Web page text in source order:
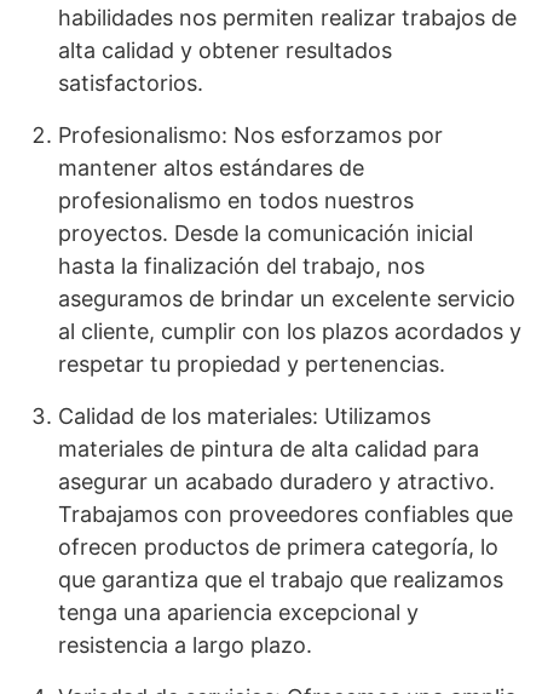
habilidades nos permiten realizar trabajos de
alta calidad y obtener resultados
satisfactorios.
Profesionalismo: Nos esforzamos por
mantener altos estándares de
profesionalismo en todos nuestros
proyectos. Desde la comunicación inicial
hasta la finalización del trabajo, nos
aseguramos de brindar un excelente servicio
al cliente, cumplir con los plazos acordados y
respetar tu propiedad y pertenencias.
Calidad de los materiales: Utilizamos
materiales de pintura de alta calidad para
asegurar un acabado duradero y atractivo.
Trabajamos con proveedores confiables que
ofrecen productos de primera categoría, lo
que garantiza que el trabajo que realizamos
tenga una apariencia excepcional y
resistencia a largo plazo.